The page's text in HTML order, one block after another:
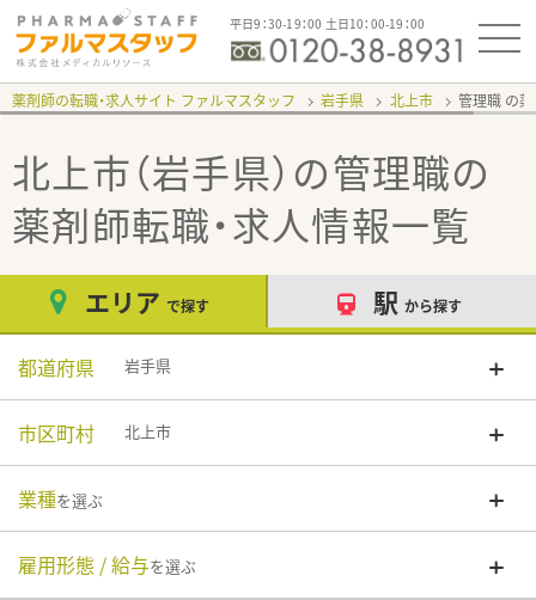
平日9：30-19：00 土日10：00-19：00
薬剤師の転職・求人サイト ファルマスタッフ 岩手県 北上市 管理職
北上市（岩手県）の管理職の
薬剤師転職・求人情報一覧
エリア で探す 駅 から探す
都道府県 岩手県
市区町村 北上市
業種を選ぶ
雇用形態 / 給与を選ぶ